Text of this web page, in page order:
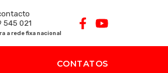
545 021
a rede fixa nacional
CONTATOS